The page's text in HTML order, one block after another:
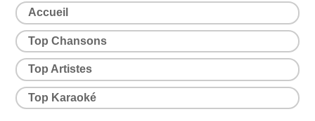
Accueil
Top Chansons
Top Artistes
Top Karaoké